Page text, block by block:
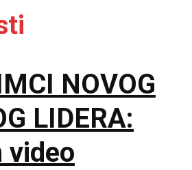
NOVOG
LIDERA:
video